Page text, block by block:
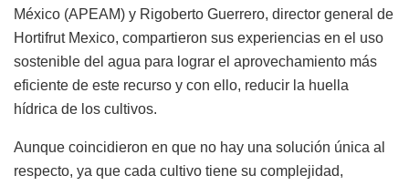
México (APEAM) y Rigoberto Guerrero, director general de
Hortifrut Mexico, compartieron sus experiencias en el uso
sostenible del agua para lograr el aprovechamiento más
eficiente de este recurso y con ello, reducir la huella
hídrica de los cultivos.
Aunque coincidieron en que no hay una solución única al
respecto, ya que cada cultivo tiene su complejidad,